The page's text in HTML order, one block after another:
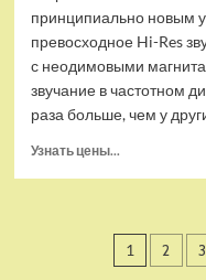
принципиально новым
превосходное Hi-Res
с неодимовыми
звучание в частотном
раза больше, чем у
Узнать цены...
наушники
1 2 3